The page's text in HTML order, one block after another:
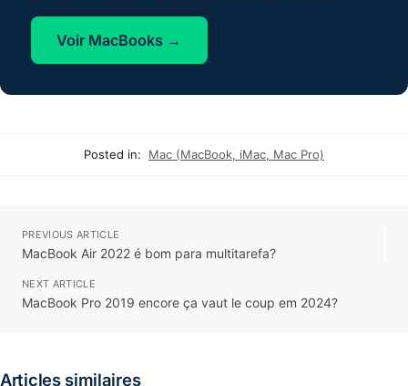
Voir MacBooks →
Posted in: Mac (MacBook, iMac, Mac Pro)
PREVIOUS ARTICLE
MacBook Air 2022 é bom para multitarefa?
NEXT ARTICLE
MacBook Pro 2019 encore ça vaut le coup em 2024?
Articles similaires